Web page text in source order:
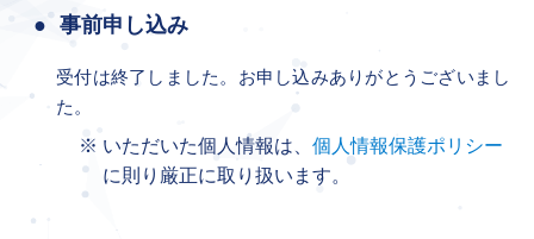
事前申し込み
受付は終了しました。お申し込みありがとうございまし
た。
いただいた個人情報は、 個人情報保護ポリシー
に則り厳正に取り扱います。